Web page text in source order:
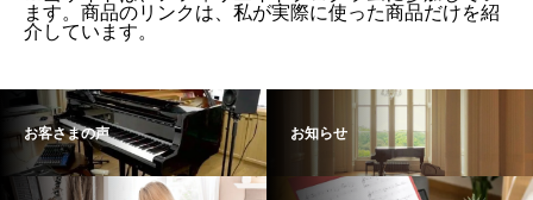
ます。商品のリンクは、私が実際に使った商品だけを紹
介しています。
お客さまの声 お知らせ